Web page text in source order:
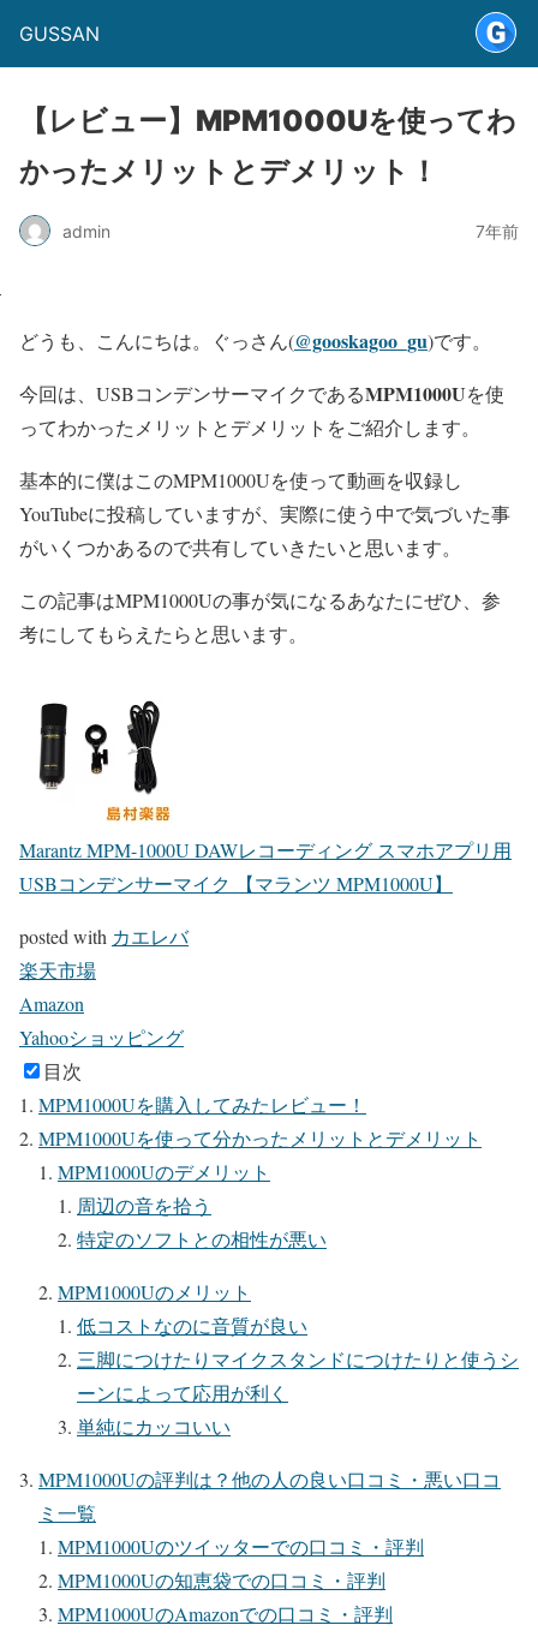
GUSSAN
【レビュー】MPM1000Uを使ってわ
かったメリットとデメリット！
admin 7年前
どうも、こんにちは。ぐっさん(@gooskagoo_gu)です。
今回は、USBコンデンサーマイクであるMPM1000Uを使
ってわかったメリットとデメリットをご紹介します。
基本的に僕はこのMPM1000Uを使って動画を収録し
YouTubeに投稿していますが、実際に使う中で気づいた事
がいくつかあるので共有していきたいと思います。
この記事はMPM1000Uの事が気になるあなたにぜひ、参
考にしてもらえたらと思います。
Marantz MPM-1000U DAWレコーディング スマホアプリ用
USBコンデンサーマイク 【マランツ MPM1000U】
posted with カエレバ
楽天市場
Amazon
Yahooショッピング
目次
MPM1000Uを購入してみたレビュー！
MPM1000Uを使って分かったメリットとデメリット
MPM1000Uのデメリット
周辺の音を拾う
特定のソフトとの相性が悪い
MPM1000Uのメリット
低コストなのに音質が良い
三脚につけたりマイクスタンドにつけたりと使うシ
ーンによって応用が利く
単純にカッコいい
MPM1000Uの評判は？他の人の良い口コミ・悪い口コ
ミ一覧
MPM1000Uのツイッターでの口コミ・評判
MPM1000Uの知恵袋での口コミ・評判
MPM1000UのAmazonでの口コミ・評判